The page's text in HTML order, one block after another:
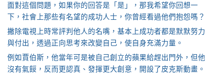
面對這個問題，如果你的回答是「是」，那我希望你回想一
下，社會上那些有名望的成功人士，你曾經看過他們抱怨嗎？
撇除電視上時常評判他人的名嘴，基本上成功者都是默默努力
與付出，透過正向思考來改變自己，使自身充滿力量。
例如賈伯斯，他當年可是被自己創立的蘋果給趕出門外，但他
沒有氣餒，反而更認真、發揮更大創意，開設了皮克斯動畫。